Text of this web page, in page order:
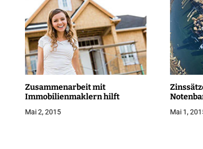
g
s
n
a
v
Zusammenarbeit mit
Immobilienmaklern hilft
Mai 2, 2015 Mai 1,